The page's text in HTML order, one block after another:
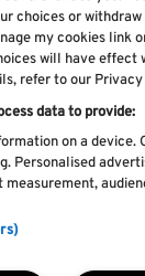
Política de
de
de Elogios
de cookies
choices or
my cookies link
will have effect
refer to our
data to provide:
on a device.
Personalised